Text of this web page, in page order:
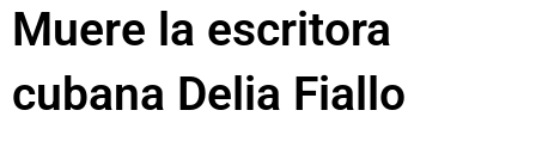
Muere la escritora
cubana Delia Fiallo